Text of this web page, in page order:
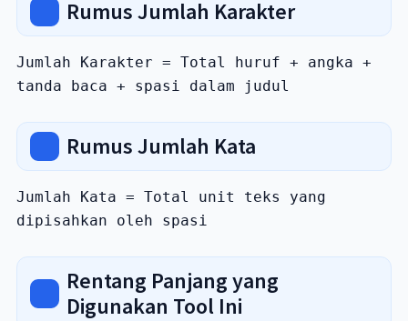
Rumus Jumlah Karakter
Jumlah Karakter = Total huruf + angka +
tanda baca + spasi dalam judul
Rumus Jumlah Kata
Jumlah Kata = Total unit teks yang
dipisahkan oleh spasi
Rentang Panjang yang
Digunakan Tool Ini